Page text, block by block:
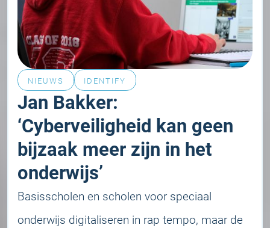
NIEUWS IDENTIFY
Jan Bakker:
‘Cyberveiligheid kan geen
bijzaak meer zijn in het
onderwijs’
Basisscholen en scholen voor speciaal
onderwijs digitaliseren in rap tempo, maar de